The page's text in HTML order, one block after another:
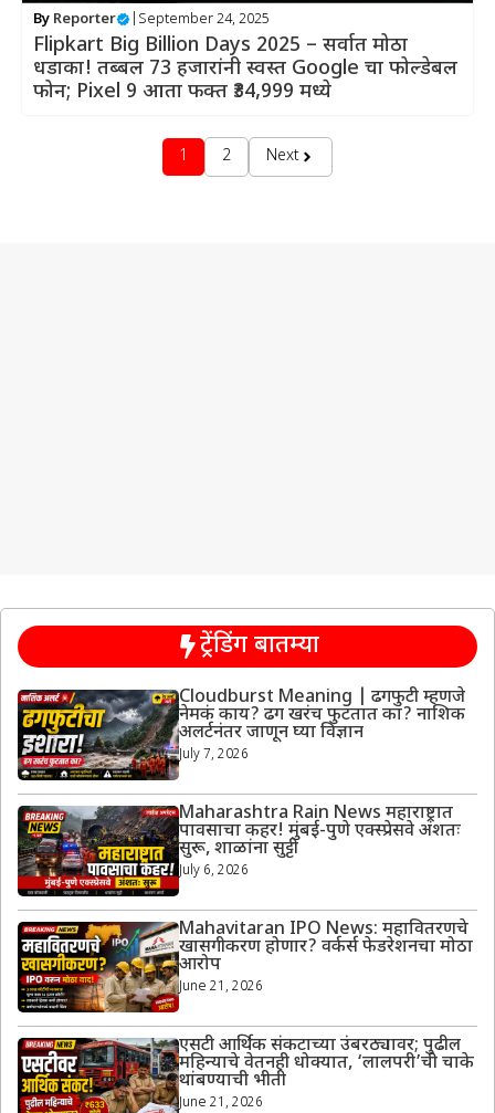
By Reporter September 24, 2025
Flipkart Big Billion Days 2025 – सर्वात मोठा
धडाका! तब्बल 73 हजारांनी स्वस्त Google चा फोल्डेबल
फोन; Pixel 9 आता फक्त ₹34,999 मध्ये
1 2 Next
ट्रेंडिंग बातम्या
Cloudburst Meaning | ढगफुटी म्हणजे
नेमकं काय? ढग खरंच फुटतात का? नाशिक
अलर्टनंतर जाणून घ्या विज्ञान
July 7, 2026
Maharashtra Rain News महाराष्ट्रात
पावसाचा कहर! मुंबई-पुणे एक्स्प्रेसवे अंशतः
सुरू, शाळांना सुट्टी
July 6, 2026
Mahavitaran IPO News: महावितरणचे
खासगीकरण होणार? वर्कर्स फेडरेशनचा मोठा
आरोप
June 21, 2026
एसटी आर्थिक संकटाच्या उंबरठ्यावर; पुढील
महिन्याचे वेतनही धोक्यात, ‘लालपरी’ची चाके
थांबण्याची भीती
June 21, 2026